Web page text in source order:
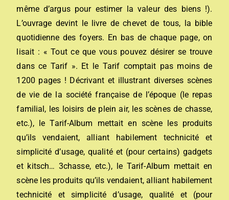
même d’argus pour estimer la valeur des biens !).
L’ouvrage devint le livre de chevet de tous, la bible
quotidienne des foyers. En bas de chaque page, on
lisait : « Tout ce que vous pouvez désirer se trouve
dans ce Tarif ». Et le Tarif comptait pas moins de
1200 pages ! Décrivant et illustrant diverses scènes
de vie de la société française de l’époque (le repas
familial, les loisirs de plein air, les scènes de chasse,
etc.), le Tarif-Album mettait en scène les produits
qu’ils vendaient, alliant habilement technicité et
simplicité d’usage, qualité et (pour certains) gadgets
et kitsch… 3chasse, etc.), le Tarif-Album mettait en
scène les produits qu’ils vendaient, alliant habilement
technicité et simplicité d’usage, qualité et (pour